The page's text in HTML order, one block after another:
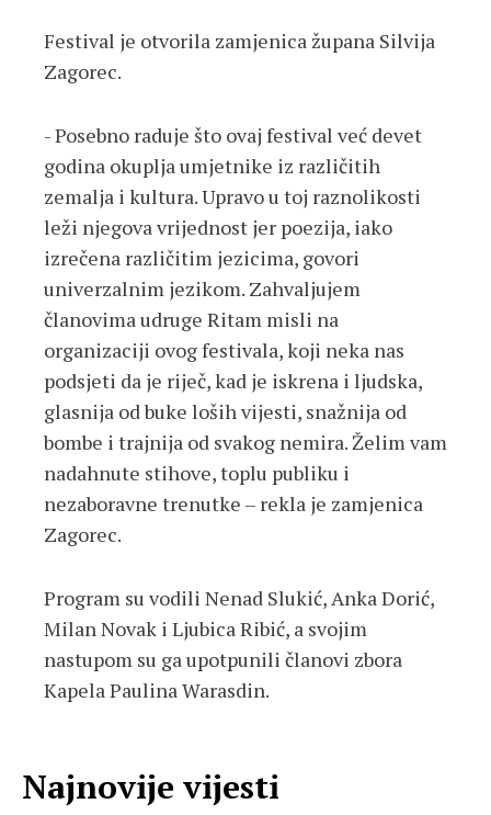
Festival je otvorila zamjenica župana Silvija
Zagorec.
- Posebno raduje što ovaj festival već devet
godina okuplja umjetnike iz različitih
zemalja i kultura. Upravo u toj raznolikosti
leži njegova vrijednost jer poezija, iako
izrečena različitim jezicima, govori
univerzalnim jezikom. Zahvaljujem
članovima udruge Ritam misli na
organizaciji ovog festivala, koji neka nas
podsjeti da je riječ, kad je iskrena i ljudska,
glasnija od buke loših vijesti, snažnija od
bombe i trajnija od svakog nemira. Želim vam
nadahnute stihove, toplu publiku i
nezaboravne trenutke – rekla je zamjenica
Zagorec.
Program su vodili Nenad Slukić, Anka Dorić,
Milan Novak i Ljubica Ribić, a svojim
nastupom su ga upotpunili članovi zbora
Kapela Paulina Warasdin.
Najnovije vijesti